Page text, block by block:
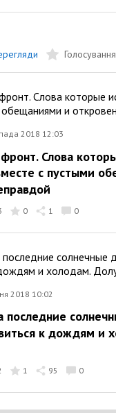
Голосування
2018 12:03
Слова
с пустыми
0 1 0
2018 10:02
последние
к дождям и
1 95 0